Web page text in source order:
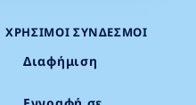
ΧΡΉΣΙΜΟΙ ΣΎΝΔΕΣΜΟΙ
Διαφήμιση